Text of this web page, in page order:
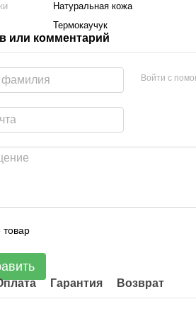
Натуральная кожа
Термокаучук
или комментарий
Войти с
Гарантия Возврат